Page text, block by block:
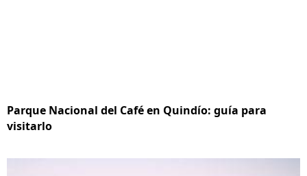
Parque Nacional del Café en Quindío: guía para
visitarlo